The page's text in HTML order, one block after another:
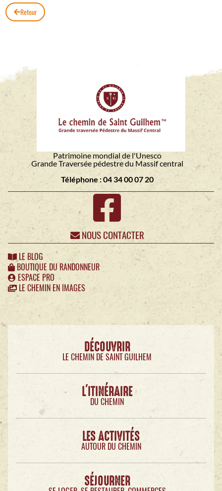
Retour
Patrimoine mondial de l'Unesco
Grande Traversée pédestre du Massif central
Téléphone : 04 34 00 07 20
NOUS CONTACTER
LE BLOG
BOUTIQUE DU RANDONNEUR
ESPACE PRO
LE CHEMIN EN IMAGES
DÉCOUVRIR
LE CHEMIN DE SAINT GUILHEM
L'ITINÉRAIRE
DU CHEMIN
LES ACTIVITÉS
AUTOUR DU CHEMIN
SÉJOURNER